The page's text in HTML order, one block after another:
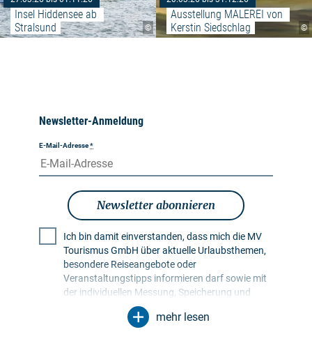
©
Insel Hiddensee ab
Stralsund
©
Ausstellung MALEREI von
Kerstin Siedschlag
Newsletter-Anmeldung
E-Mail-Adresse*
Newsletter abonnieren
Ich bin damit einverstanden, dass mich die MV
Tourismus GmbH über aktuelle Urlaubsthemen,
besondere Reiseangebote oder
Veranstaltungstipps informieren darf sowie mit
der individuellen Messung, Speicherung und
Auswertung von Öffnungs- und Klickraten in
Empfängerprofilen zu Zwecken der Gestaltung
mehr lesen